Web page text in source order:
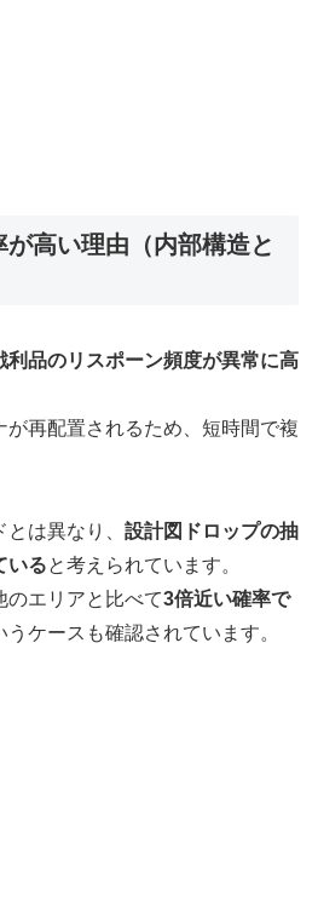
高い理由（内部構造と
利品のリスポーン頻度が異常に高
再配置されるため、短時間で複
は異なり、 設計図ドロップの抽
いると考えられています。
のエリアと比べて3倍近い確率で
うケースも確認されています。